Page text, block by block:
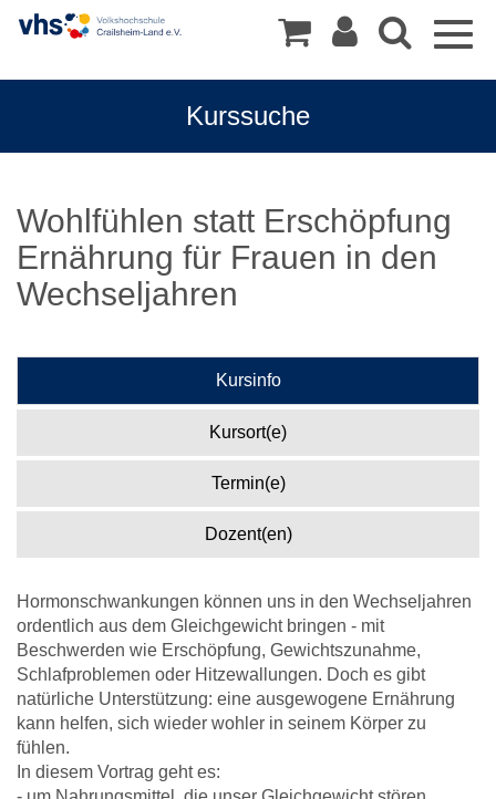
Kurssuche
Wohlfühlen statt Erschöpfung
Ernährung für Frauen in den
Wechseljahren
Kursinfo
Kursort(e)
Termin(e)
Dozent(en)
Hormonschwankungen können uns in den Wechseljahren
ordentlich aus dem Gleichgewicht bringen - mit
Beschwerden wie Erschöpfung, Gewichtszunahme,
Schlafproblemen oder Hitzewallungen. Doch es gibt
natürliche Unterstützung: eine ausgewogene Ernährung
kann helfen, sich wieder wohler in seinem Körper zu
fühlen.
In diesem Vortrag geht es: